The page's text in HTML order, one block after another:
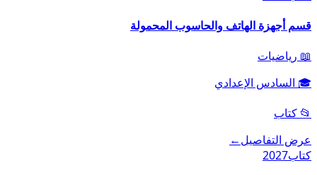
قسم أجهزة الهاتف والحاسوب المحمولة
📖 رياضيات
🎓 السادس الإعدادي
📂 كتاب
عرض التفاصيل←
كتاب2027